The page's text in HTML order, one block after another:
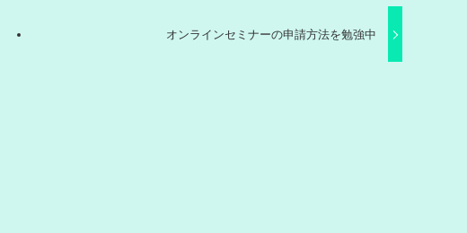
オンラインセミナーの申請方法を勉強中